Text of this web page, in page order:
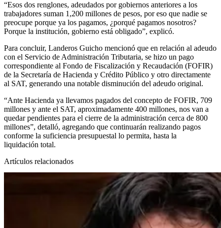
“Esos dos renglones, adeudados por gobiernos anteriores a los
trabajadores suman 1,200 millones de pesos, por eso que nadie se
preocupe porque ya los pagamos, ¿porqué pagamos nosotros?
Porque la institución, gobierno está obligado”, explicó.
Para concluir, Landeros Guicho mencionó que en relación al adeudo
con el Servicio de Administración Tributaria, se hizo un pago
correspondiente al Fondo de Fiscalización y Recaudación (FOFIR)
de la Secretaría de Hacienda y Crédito Público y otro directamente
al SAT, generando una notable disminución del adeudo original.
“Ante Hacienda ya llevamos pagados del concepto de FOFIR, 709
millones y ante el SAT, aproximadamente 400 millones, nos van a
quedar pendientes para el cierre de la administración cerca de 800
millones”, detalló, agregando que continuarán realizando pagos
conforme la suficiencia presupuestal lo permita, hasta la
liquidación total.
Artículos relacionados